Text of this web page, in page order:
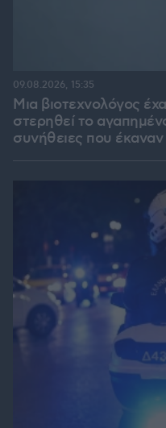
Μια βιοτεχνολόγος
στερηθεί το
συνήθειες που
09.08.2026, 15:35